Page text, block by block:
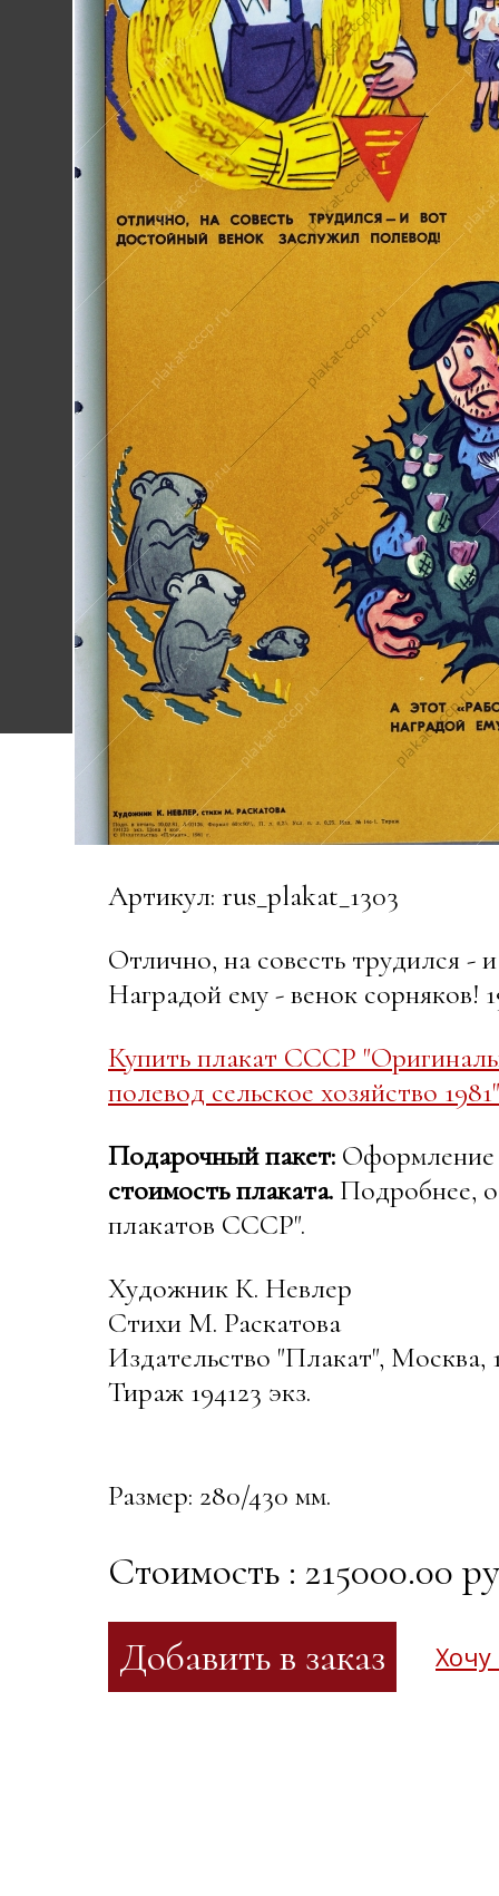
Артикул: rus_plakat_1303
Отлично, на совесть трудился -
Наградой ему - венок сорняков!
Купить плакат СССР
полевод сельское хозяйство 1981"
Подарочный пакет: Оформление
стоимость плаката. Подробнее,
плакатов СССР".
Художник К. Невлер
Стихи М. Раскатова
Издательство "Плакат", Москва,
Тираж 194123 экз.
Размер: 280/430 мм.
Стоимость : 215000.00
Хочу